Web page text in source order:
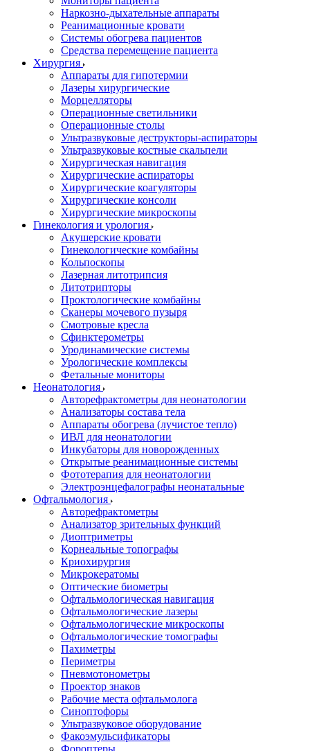
Наркозно-дыхательные аппараты
Реанимационные кровати
Системы обогрева пациентов
Средства перемещение пациента
Хирургия
Аппараты для гипотермии
Лазеры хирургические
Морцелляторы
Операционные светильники
Операционные столы
Ультразвуковые деструкторы-аспираторы
Ультразвуковые костные скальпели
Хирургическая навигация
Хирургические аспираторы
Хирургические коагуляторы
Хирургические консоли
Хирургические микроскопы
Гинекология и урология
Акушерские кровати
Гинекологические комбайны
Кольпоскопы
Лазерная литотрипсия
Литотрипторы
Проктологические комбайны
Сканеры мочевого пузыря
Смотровые кресла
Сфинктерометры
Уродинамические системы
Урологические комплексы
Фетальные мониторы
Неонатология
Авторефрактометры для неонатологии
Анализаторы состава тела
Аппараты обогрева (лучистое тепло)
ИВЛ для неонатологии
Инкубаторы для новорожденных
Открытые реанимационные системы
Фототерапия для неонатологии
Электроэнцефалографы неонатальные
Офтальмология
Авторефрактометры
Анализатор зрительных функций
Диоптриметры
Корнеальные топографы
Криохирургия
Микрокератомы
Оптические биометры
Офтальмологическая навигация
Офтальмологические лазеры
Офтальмологические микроскопы
Офтальмологические томографы
Пахиметры
Периметры
Пневмотонометры
Проектор знаков
Рабочие места офтальмолога
Синоптофоры
Ультразвуковое оборудование
Факоэмульсификаторы
Фороптеры